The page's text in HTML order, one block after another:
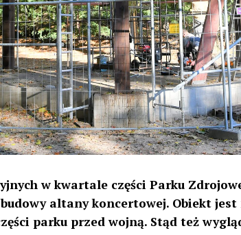
w kwartale części Parku
altany koncertowej. Obiekt
parku przed wojną. Stąd też